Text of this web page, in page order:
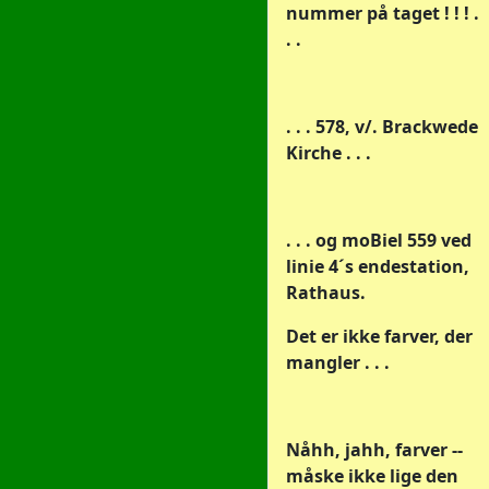
nummer på taget ! ! ! .
. .
. . . 578, v/. Brackwede
Kirche . . .
. . . og moBiel 559 ved
linie 4´s endestation,
Rathaus.
Det er ikke farver, der
mangler . . .
Nåhh, jahh, farver --
måske ikke lige den